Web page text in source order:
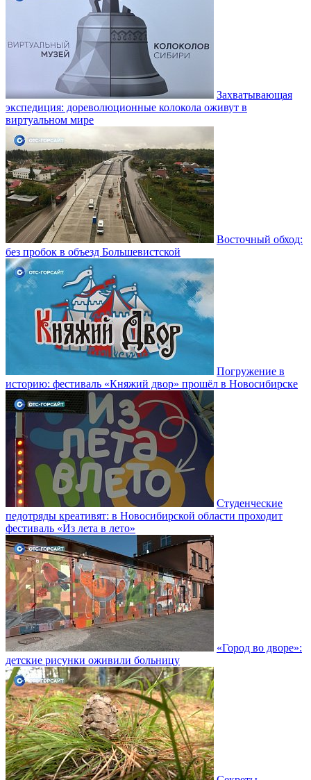
Захватывающая
экспедиция: дореволюционные колокола оживут в
виртуальном мире
Восточный обход:
без пробок в объезд Большевистской
Погружение в
историю: фестиваль «Княжий двор» прошёл в Новосибирске
Студенческие
педотряды креативят: в Новосибирской области проходит
фестиваль «Из лета в лето»
«Город во дворе»:
детские рисунки оживили больницу